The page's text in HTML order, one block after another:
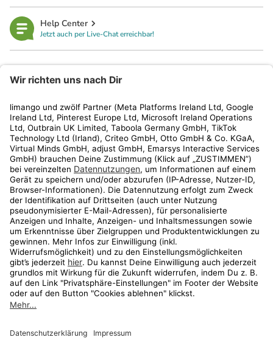
Help Center
Jetzt auch per Live-Chat erreichbar!
Kundenservice
Shop
Aktionen
Travel